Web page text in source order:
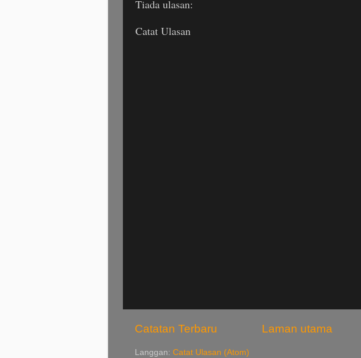
Tiada ulasan:
Catat Ulasan
Catatan Terbaru Laman utama
Langgan: Catat Ulasan (Atom)